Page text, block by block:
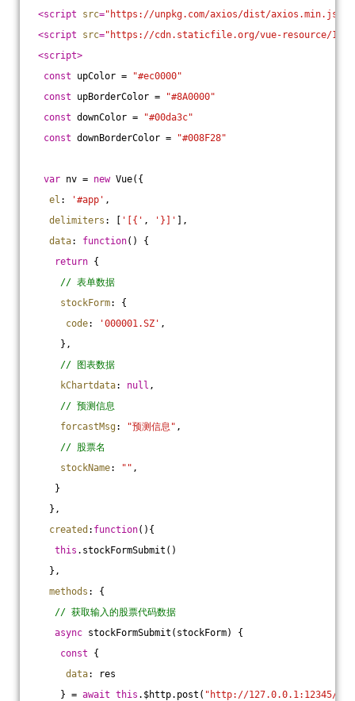
<script src="https://unpkg.com/axios/dist/axios.min.js"
<script src="https://cdn.staticfile.org/vue-resource/
<script>
const upColor =
"#ec0000"
const upBorderColor =
"#8A0000"
const downColor =
"#00da3c"
const downBorderColor = "#008F28"
var nv = new Vue({
el : '#app' ,
delimiters : [ '[{' , '}]'
],
data: function( ) {
return {
// 表单数据
stockForm: {
code: '000001.SZ' ,
},
// 图表数据
kChartdata: null ,
// 预测信息
forcastMsg: "预测信息" ,
// 股票名
stockName: "" ,
}
},
created : function( ) {
this .stockFormSubmit()
},
methods : {
// 获取输入的股票代码数据
async stockFormSubmit(stockForm) {
const {
data: res
} = await this .$http.post( "http://127.0.0.1:12345/